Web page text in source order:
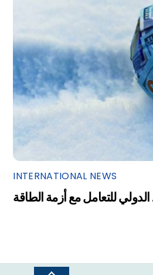
INTERNATIONAL NEWS
للتعامل مع أزمة الطاقة